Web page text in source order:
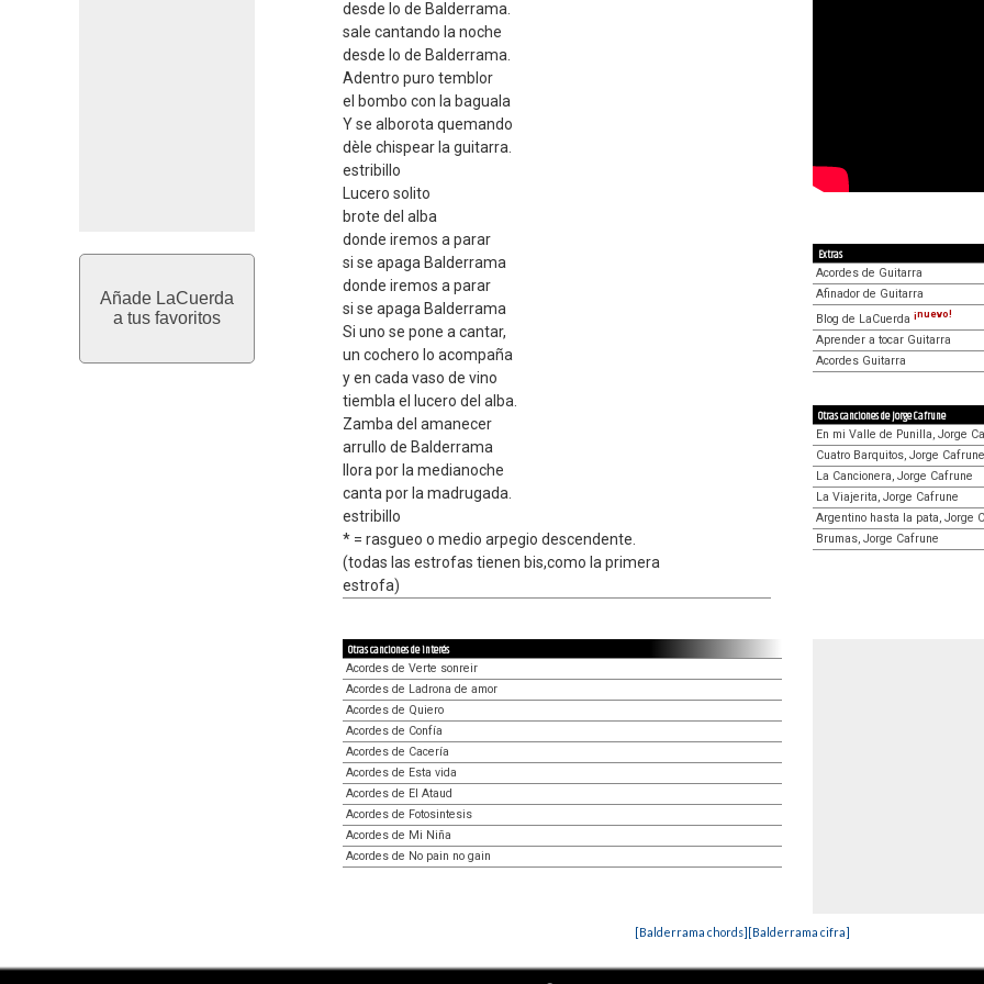
Añade LaCuerda
a tus favoritos
desde lo de Balderrama.
sale cantando la noche
desde lo de Balderrama.
Adentro puro temblor
el bombo con la baguala
Y se alborota quemando
dèle chispear la guitarra.
estribillo
Lucero solito
brote del alba
donde iremos a parar
si se apaga Balderrama
donde iremos a parar
si se apaga Balderrama
Si uno se pone a cantar,
un cochero lo acompaña
y en cada vaso de vino
tiembla el lucero del alba.
Zamba del amanecer
arrullo de Balderrama
llora por la medianoche
canta por la madrugada.
estribillo
* = rasgueo o medio arpegio descendente.
(todas las estrofas tienen bis,como la primera
estrofa)
Extras
Acordes de Guitarra
Afinador de Guitarra
Blog de LaCuerda ¡nuevo!
Aprender a tocar Guitarra
Acordes Guitarra
Otras canciones de Jorge Cafrune
En mi Valle de Punilla, Jorge
Cuatro Barquitos, Jorge Cafrune
La Cancionera, Jorge Cafrune
La Viajerita, Jorge Cafrune
Argentino hasta la pata, Jorge
Brumas, Jorge Cafrune
Otras canciones de interés
Acordes de Verte sonreir
Acordes de Ladrona de amor
Acordes de Quiero
Acordes de Confía
Acordes de Cacería
Acordes de Esta vida
Acordes de El Ataud
Acordes de Fotosintesis
Acordes de Mi Niña
Acordes de No pain no gain
[Balderrama chords][Balderrama cifra]